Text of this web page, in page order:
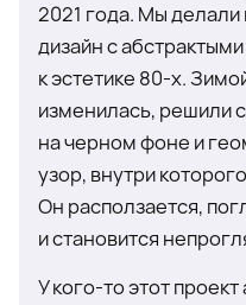
2021 года. Мы
дизайн с
к эстетике 80-х.
изменилась, решили
на черном фоне и
узор, внутри
Он расползается,
и становится
У кого-то этот